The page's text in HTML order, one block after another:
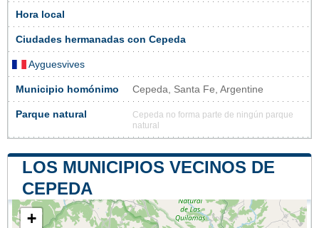
Hora local
Ciudades hermanadas con Cepeda
Ayguesvives
Municipio homónimo Cepeda, Santa Fe, Argentine
Parque natural
Cepeda no forma parte de ningún parque
natural
LOS MUNICIPIOS VECINOS DE
CEPEDA
+